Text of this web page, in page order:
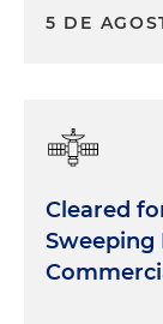
5 DE
Cleared
Sweeping